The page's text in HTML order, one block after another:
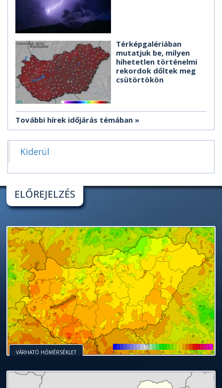
Térképgalériában
mutatjuk be, milyen
hihetetlen történelmi
rekordok dőltek meg
csütörtökön
További hírek időjárás témában
Kiderül
ELŐREJELZÉS
VÁRHATÓ HŐMÉRSÉKLET